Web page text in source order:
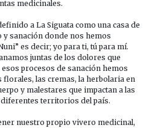
medicinales.
a La Siguata como una casa de
y sanación donde nos hemos
es decir; yo para ti, tú para mí.
juntas de los dolores que
procesos de sanación hemos
florales, las cremas, la herbolaria en
y malestares que impactan a las
territorios del país.
nuestro propio vivero medicinal,